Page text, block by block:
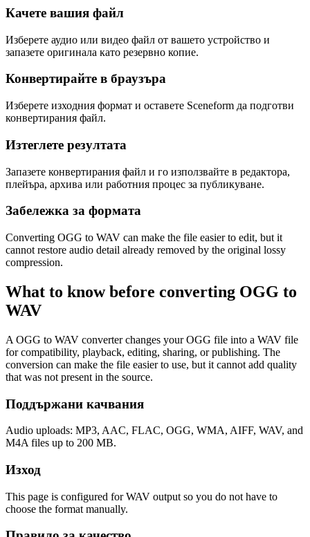
Качете вашия файл
Изберете аудио или видео файл от вашето устройство и
запазете оригинала като резервно копие.
Конвертирайте в браузъра
Изберете изходния формат и оставете Sceneform да подготви
конвертирания файл.
Изтеглете резултата
Запазете конвертирания файл и го използвайте в редактора,
плейъра, архива или работния процес за публикуване.
Забележка за формата
Converting OGG to WAV can make the file easier to edit, but it
cannot restore audio detail already removed by the original lossy
compression.
What to know before converting OGG to
WAV
A OGG to WAV converter changes your OGG file into a WAV file
for compatibility, playback, editing, sharing, or publishing. The
conversion can make the file easier to use, but it cannot add quality
that was not present in the source.
Поддържани качвания
Audio uploads: MP3, AAC, FLAC, OGG, WMA, AIFF, WAV, and
M4A files up to 200 MB.
Изход
This page is configured for WAV output so you do not have to
choose the format manually.